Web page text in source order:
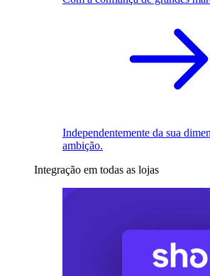
Independentemente da sua
ambição.
Integração em todas as lojas